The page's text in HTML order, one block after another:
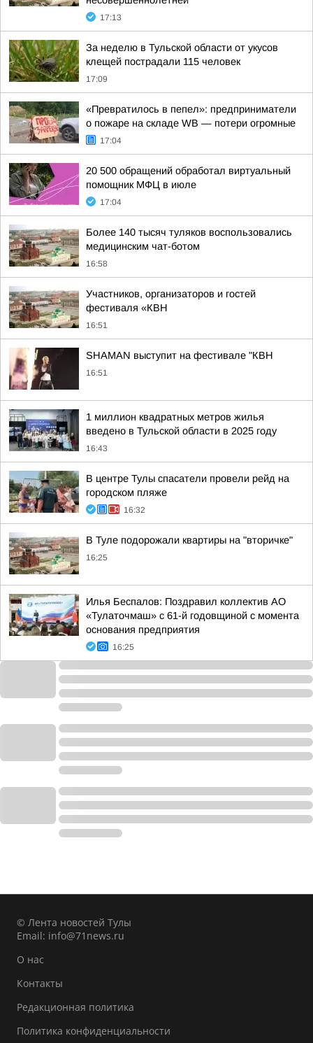
17:13
За неделю в Тульской области от укусов
клещей пострадали 115 человек
17:09
«Превратилось в пепел»: предприниматели
о пожаре на складе WB — потери огромные
17:04
20 500 обращений обработал виртуальный
помощник МФЦ в июле
17:04
Более 140 тысяч туляков воспользовались
медицинским чат-ботом
16:58
Участников, организаторов и гостей
фестиваля «КВН
16:51
SHAMAN выступит на фестивале "КВН
16:51
1 миллион квадратных метров жилья
введено в Тульской области в 2025 году
16:43
В центре Тулы спасатели провели рейд на
городском пляже
16:32
В Туле подорожали квартиры на "вторичке"
16:25
Илья Беспалов: Поздравил коллектив АО
«Тулаточмаш» с 61-й годовщиной с момента
основания предприятия
16:25
© Лента новостей Тулы
Email: info@71news.ru
О нас
Контакты
Редакционная политика
Политика конфиденциальности